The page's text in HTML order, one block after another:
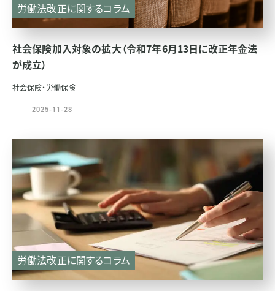
労働法改正に関するコラム
社会保険加入対象の拡大（令和7年6月13日に改正年金法
が成立）
社会保険・労働保険
2025-11-28
労働法改正に関するコラム